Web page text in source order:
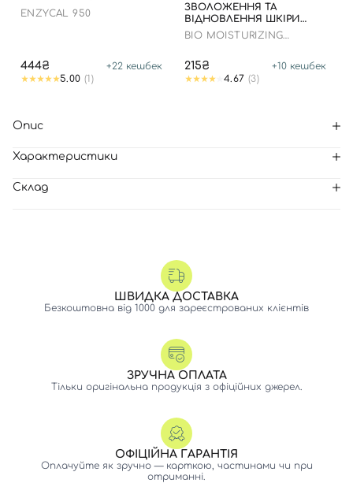
ENZYCAL 950
444₴ +22 кешбек
5.00 (1)
ЗВОЛОЖЕННЯ ТА
ВІДНОВЛЕННЯ ШКІРИ
ОБЛИЧЧЯ З
BIO MOISTURIZING
215₴ +10 кешбек
4.67 (3)
Опис
Характеристики
Склад
ШВИДКА ДОСТАВКА
Безкоштовна від 1000 для зареєстрованих клієнтів
ЗРУЧНА ОПЛАТА
Тільки оригінальна продукція з офіційних джерел.
ОФІЦІЙНА ГАРАНТІЯ
Оплачуйте як зручно — карткою, частинами чи при
отриманні.